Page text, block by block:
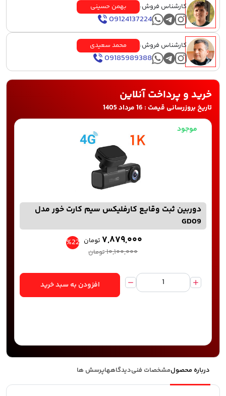
کارشناس فروش: بهمن حسینی
09124137224
کارشناس فروش: محمد سعیدی
09185989388
خرید و پرداخت آنلاین
تاریخ بروزرسانی قیمت : 16 مرداد 1405
موجود
دوربین ثبت وقایع کارفلیکس سیم کارت خور مدل
GD09
۷,۸۷۹,۰۰۰ تومان
۱۰,۱۰۰,۰۰۰تومان
%22
افزودن به سبد خرید
درباره محصولمشخصات فنیدیدگاههاپرسش ها